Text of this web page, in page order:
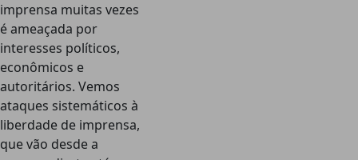
imprensa muitas vezes
é ameaçada por
interesses políticos,
econômicos e
autoritários. Vemos
ataques sistemáticos à
liberdade de imprensa,
que vão desde a